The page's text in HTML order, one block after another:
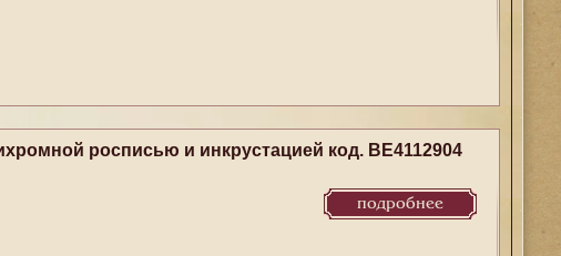
росписью и инкрустацией код. BE4112904
подробнее